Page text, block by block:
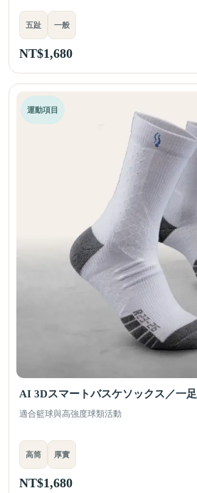
五趾 一般
NT$1,680
運動項目
AI 3Dスマートバスケソックス／一足
適合籃球與高強度球類活動
高筒 厚實
NT$1,680